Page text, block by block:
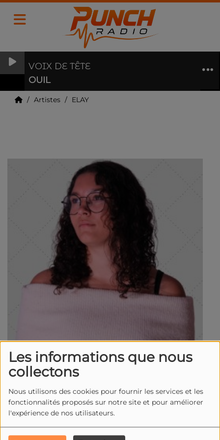
Les informations que nous
collectons
Nous utilisons des cookies pour fournir les services et les
fonctionnalités proposés sur notre site et pour améliorer
l'expérience de nos utilisateurs.
VOIX DE TÊTE
OUIL
Artistes ELAY